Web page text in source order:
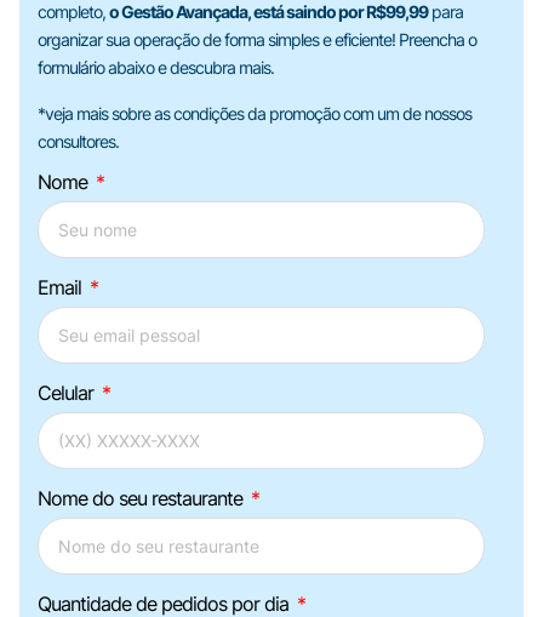
completo,o Gestão Avançada, está saindo por R$99,99para
organizar sua operação de forma simples e eficiente! Preencha o
formulário abaixo e descubra mais.
*veja mais sobre as condições da promoção com um de nossos
consultores.
Nome
Email
Celular
Nome do seu restaurante
Quantidade de pedidos por dia